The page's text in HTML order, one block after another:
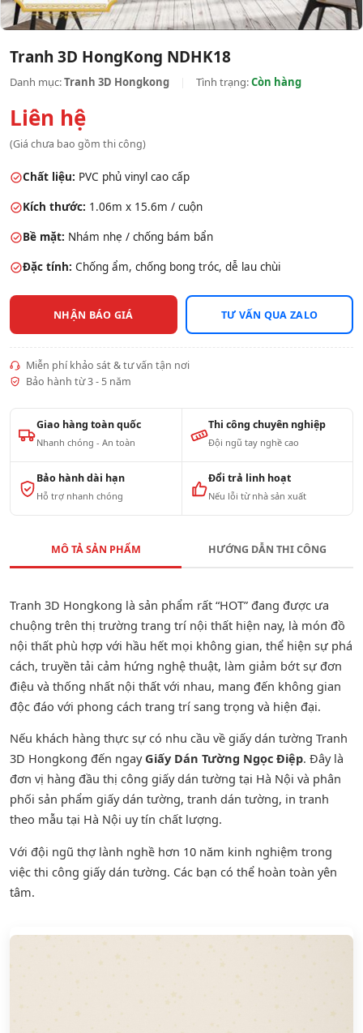
Tranh 3D HongKong NDHK18
Danh mục:Tranh 3D Hongkong Tình trạng:Còn hàng
Liên hệ
(Giá chưa bao gồm thi công)
Chất liệu: PVC phủ vinyl cao cấp
Kích thước: 1.06m x 15.6m / cuộn
Bề mặt: Nhám nhẹ / chống bám bẩn
Đặc tính: Chống ẩm, chống bong tróc, dễ lau chùi
NHẬN BÁO GIÁ TƯ VẤN QUA ZALO
Miễn phí khảo sát & tư vấn tận nơi
Bảo hành từ 3 - 5 năm
Giao hàng toàn quốc
Nhanh chóng - An toàn
Thi công chuyên nghiệp
Đội ngũ tay nghề cao
Bảo hành dài hạn
Hỗ trợ nhanh chóng
Đổi trả linh hoạt
Nếu lỗi từ nhà sản xuất
MÔ TẢ SẢN PHẨM HƯỚNG DẪN THI CÔNG
Tranh 3D Hongkong là sản phẩm rất “HOT” đang được ưa
chuộng trên thị trường trang trí nội thất hiện nay, là món đồ
nội thất phù hợp với hầu hết mọi không gian, thể hiện sự phá
cách, truyền tải cảm hứng nghệ thuật, làm giảm bớt sự đơn
điệu và thống nhất nội thất với nhau, mang đến không gian
độc đáo với phong cách trang trí sang trọng và hiện đại.
Nếu khách hàng thực sự có nhu cầu về giấy dán tường Tranh
3D Hongkong đến ngayGiấy Dán Tường Ngọc Điệp. Đây là
đơn vị hàng đầu thị công giấy dán tường tại Hà Nội và phân
phối sản phẩm giấy dán tường, tranh dán tường, in tranh
theo mẫu tại Hà Nội uy tín chất lượng.
Với đội ngũ thợ lành nghề hơn 10 năm kinh nghiệm trong
việc thi công giấy dán tường. Các bạn có thể hoàn toàn yên
tâm.